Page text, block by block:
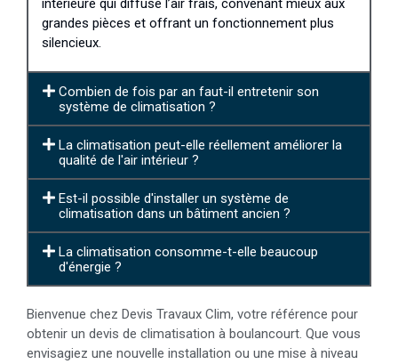
intérieure qui diffuse l’air frais, convenant mieux aux
grandes pièces et offrant un fonctionnement plus
silencieux.
Combien de fois par an faut-il entretenir son
système de climatisation ?
La climatisation peut-elle réellement améliorer la
qualité de l'air intérieur ?
Est-il possible d'installer un système de
climatisation dans un bâtiment ancien ?
La climatisation consomme-t-elle beaucoup
d'énergie ?
Bienvenue chez Devis Travaux Clim, votre référence pour
obtenir un devis de climatisation à boulancourt. Que vous
envisagiez une nouvelle installation ou une mise à niveau